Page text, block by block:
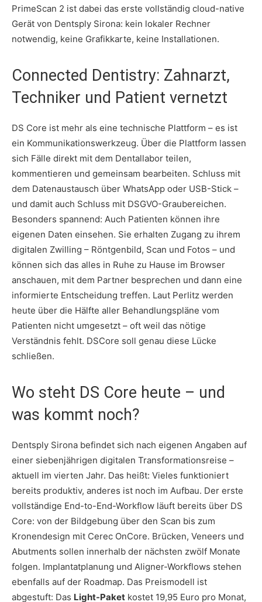
PrimeScan 2 ist dabei das erste vollständig cloud-native
Gerät von Dentsply Sirona: kein lokaler Rechner
notwendig, keine Grafikkarte, keine Installationen.
Connected Dentistry: Zahnarzt,
Techniker und Patient vernetzt
DS Core ist mehr als eine technische Plattform – es ist
ein Kommunikationswerkzeug. Über die Plattform lassen
sich Fälle direkt mit dem Dentallabor teilen,
kommentieren und gemeinsam bearbeiten. Schluss mit
dem Datenaustausch über WhatsApp oder USB-Stick –
und damit auch Schluss mit DSGVO-Graubereichen.
Besonders spannend: Auch Patienten können ihre
eigenen Daten einsehen. Sie erhalten Zugang zu ihrem
digitalen Zwilling – Röntgenbild, Scan und Fotos – und
können sich das alles in Ruhe zu Hause im Browser
anschauen, mit dem Partner besprechen und dann eine
informierte Entscheidung treffen. Laut Perlitz werden
heute über die Hälfte aller Behandlungspläne vom
Patienten nicht umgesetzt – oft weil das nötige
Verständnis fehlt. DSCore soll genau diese Lücke
schließen.
Wo steht DS Core heute – und
was kommt noch?
Dentsply Sirona befindet sich nach eigenen Angaben auf
einer siebenjährigen digitalen Transformationsreise –
aktuell im vierten Jahr. Das heißt: Vieles funktioniert
bereits produktiv, anderes ist noch im Aufbau. Der erste
vollständige End-to-End-Workflow läuft bereits über DS
Core: von der Bildgebung über den Scan bis zum
Kronendesign mit Cerec OnCore. Brücken, Veneers und
Abutments sollen innerhalb der nächsten zwölf Monate
folgen. Implantatplanung und Aligner-Workflows stehen
ebenfalls auf der Roadmap. Das Preismodell ist
abgestuft: Das Light-Paket kostet 19,95 Euro pro Monat,